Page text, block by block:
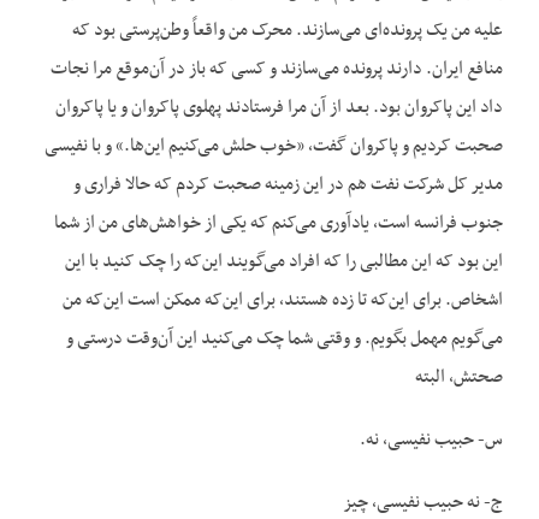
علیه من یک پرونده‌ای می‌سازند. محرک من واقعاً وطن‌پرستی بود که
منافع ایران. دارند پرونده می‌سازند و کسی که باز در آن‌موقع مرا نجات
داد این پاکروان بود. بعد از آن مرا فرستادند پهلوی پاکروان و یا پاکروان
صحبت کردیم و پاکروان گفت، «خوب حلش می‌کنیم این‌ها.» و با نفیسی
مدیر کل شرکت نفت هم در این زمینه صحبت کردم که حالا فراری و
جنوب فرانسه است، یادآوری می‌کنم که یکی از خواهش‌های من از شما
این بود که این مطالبی را که افراد می‌گویند این‌که را چک کنید با این
اشخاص. برای این‌که تا زده هستند، برای این‌که ممکن است این‌که من
می‌گویم مهمل بگویم. و وقتی شما چک می‌کنید این آن‌وقت درستی و
صحتش، البته
س- حبیب نفیسی، نه.
ج- نه حبیب نفیسی، چیز